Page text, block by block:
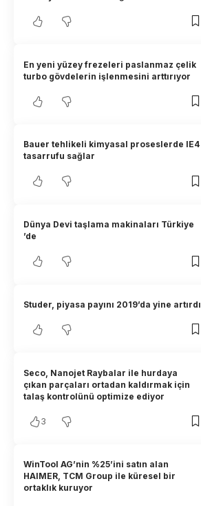
En yeni yüzey frezeleri paslanmaz çelik
turbo gövdelerin işlenmesini arttırıyor
Bauer tehlikeli kimyasal proseslerde IE4
tasarrufu sağlar
Dünya Devi taşlama makinaları Türkiye
’de
Studer, piyasa payını 2019’da yine artırdı
Seco, Nanojet Raybalar ile hurdaya
çıkan parçaları ortadan kaldırmak için
talaş kontrolünü optimize ediyor
3
WinTool AG’nin %25’ini satın alan
HAIMER, TCM Group ile küresel bir
ortaklık kuruyor